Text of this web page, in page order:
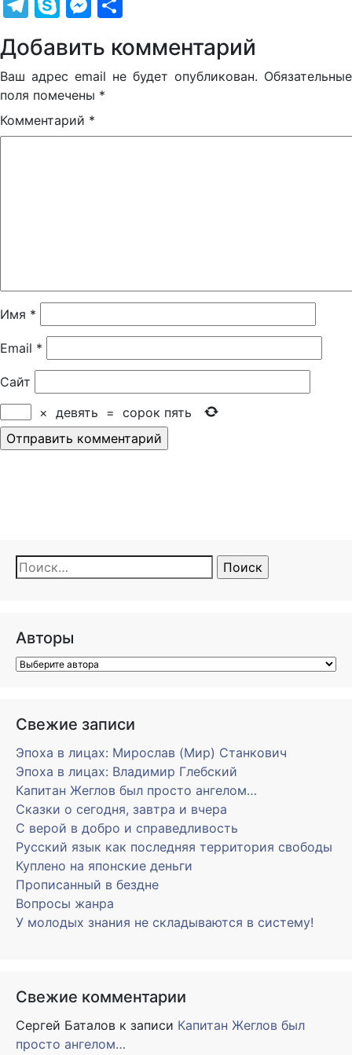
Добавить комментарий
Ваш адрес email не будет опубликован. Обязательные
поля помечены *
Комментарий *
Имя *
Email *
Сайт
× девять = сорок пять
Найти:
Авторы
Свежие записи
Эпоха в лицах: Мирослав (Мир) Станкович
Эпоха в лицах: Владимир Глебский
Капитан Жеглов был просто ангелом…
Сказки о сегодня, завтра и вчера
С верой в добро и справедливость
Русский язык как последняя территория свободы
Куплено на японские деньги
Прописанный в бездне
Вопросы жанра
У молодых знания не складываются в систему!
Свежие комментарии
Сергей Баталов к записи Капитан Жеглов был
просто ангелом…